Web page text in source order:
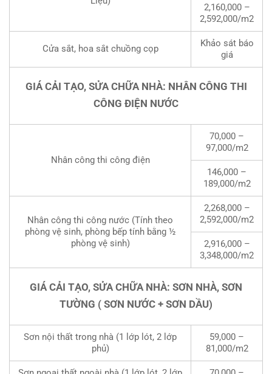
2,160,000 –
2,592,000/m2
Cửa sắt, hoa sắt chuồng cọp
Khảo sát báo
giá
GIÁ CẢI TẠO, SỬA CHỮA NHÀ: NHÂN CÔNG THI
CÔNG ĐIỆN NƯỚC
Nhân công thi công điện
70,000 –
97,000/m2
146,000 –
189,000/m2
Nhân công thi công nước (Tính theo
phòng vệ sinh, phòng bếp tính bằng ½
phòng vệ sinh)
2,268,000 –
2,592,000/m2
2,916,000 –
3,348,000/m2
GIÁ CẢI TẠO, SỬA CHỮA NHÀ: SƠN NHÀ, SƠN
TƯỜNG ( SƠN NƯỚC + SƠN DẦU)
Sơn nội thất trong nhà (1 lớp lót, 2 lớp
phủ)
59,000 –
81,000/m2